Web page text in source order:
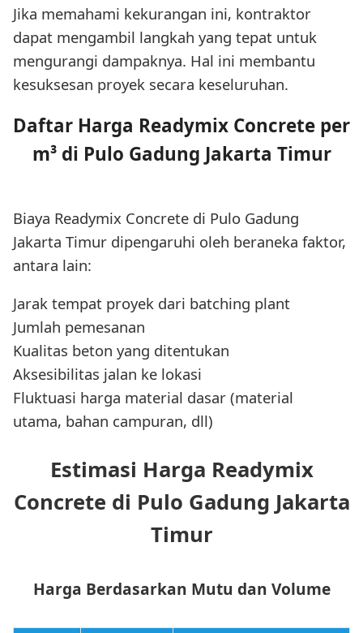
Jika memahami kekurangan ini, kontraktor
dapat mengambil langkah yang tepat untuk
mengurangi dampaknya. Hal ini membantu
kesuksesan proyek secara keseluruhan.
Daftar Harga Readymix Concrete per
m³ di Pulo Gadung Jakarta Timur
Biaya Readymix Concrete di Pulo Gadung
Jakarta Timur dipengaruhi oleh beraneka faktor,
antara lain:
Jarak tempat proyek dari batching plant
Jumlah pemesanan
Kualitas beton yang ditentukan
Aksesibilitas jalan ke lokasi
Fluktuasi harga material dasar (material
utama, bahan campuran, dll)
Estimasi Harga Readymix
Concrete di Pulo Gadung Jakarta
Timur
Harga Berdasarkan Mutu dan Volume